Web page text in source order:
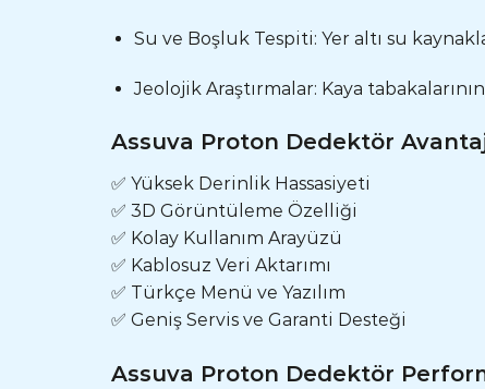
Su ve Boşluk Tespiti: Yer altı su
Jeolojik Araştırmalar: Kaya
Assuva Proton Dedektör
✅ Yüksek Derinlik Hassasiyeti
✅ 3D Görüntüleme Özelliği
✅ Kolay Kullanım Arayüzü
✅ Kablosuz Veri Aktarımı
✅ Türkçe Menü ve Yazılım
✅ Geniş Servis ve Garanti Desteği
Assuva Proton Dedektör